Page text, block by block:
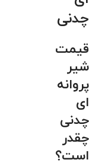
چدنی
قیمت
شیر
پروانه
ای
چدنی
چقدر
است؟